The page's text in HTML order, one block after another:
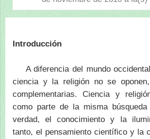
Introducción
A diferencia del mundo
ciencia y la religión no se
complementarias. Ciencia y
como parte de la misma
verdad, el conocimiento y la
tanto, el pensamiento científico y la